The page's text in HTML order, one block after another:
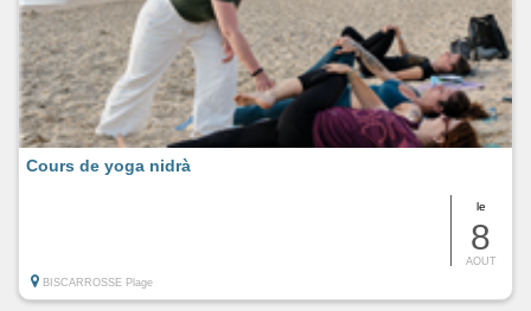
le
8
AOUT
Cours de yoga nidrà
BISCARROSSE Plage